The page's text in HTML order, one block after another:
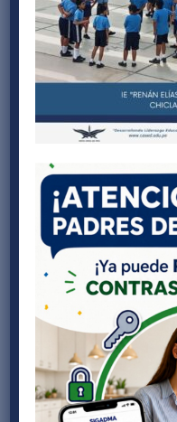
Recent Posts
La Institución